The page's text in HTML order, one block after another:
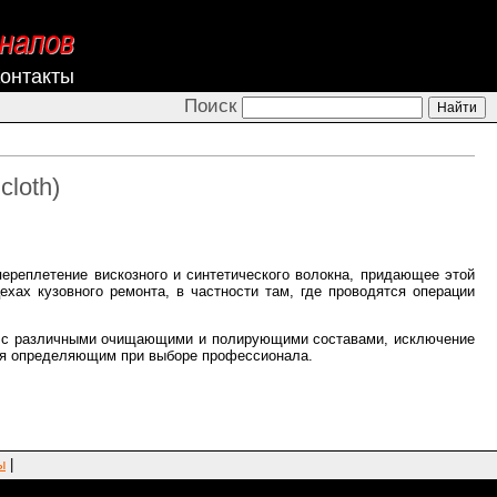
Поиск
вискозного и синтетического волокна, придающее этой
кузовного ремонта, в частности там, где проводятся операции
с различными очищающими и полирующими составами, исключение
определяющим при выборе профессионала.